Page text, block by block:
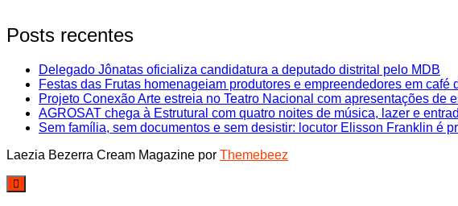
Posts recentes
Delegado Jônatas oficializa candidatura a deputado distrital pelo MDB
Festas das Frutas homenageiam produtores e empreendedores em café
Projeto Conexão Arte estreia no Teatro Nacional com apresentações de
AGROSAT chega à Estrutural com quatro noites de música, lazer e
Sem família, sem documentos e sem desistir: locutor Elisson Franklin é
Laezia Bezerra Cream Magazine por Themebeez